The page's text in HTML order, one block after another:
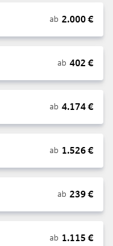
ab 2.000€
ab 402 €
ab 4.174€
ab 1.526€
ab 239€
ab 1.115 €